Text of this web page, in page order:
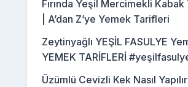
Fırında Yeşil Mercimekli
| A’dan Z’ye Yemek Tarifleri
Zeytinyağlı YEŞİL FASULYE
YEMEK TARİFLERİ
Üzümlü Cevizli Kek Nasıl